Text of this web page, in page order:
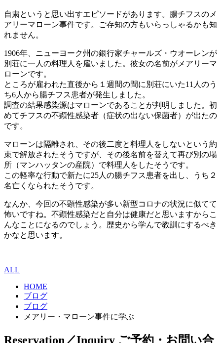
自粛というと思い出すエピソードがあります。腸チフスのメ
アリーマローン事件です。ご存知の方もいらっしゃるかも知
れません。
1906年、ニューヨーク州の銀行家チャールズ・ウオーレンが
別荘に一人の料理人を雇いました。彼女の名前がメアリーマ
ローンです。
ところが雇われた直後から１週間の間に別荘にいた11人のう
ち6人から腸チフス患者が発生しました。
調査の結果感染源はマローンであることが判明しました。初
めてチフスの不顕性感染者（症状の出ない保菌者）が出たの
です。
マローンは隔離され、その後二度と料理人をしないという約
束で解放されたそうですが、その後名前を替えて再び別の場
所（マンハッタンの産院）で料理人をしたそうです。
この軽率な行動で新たに25人の腸チフス患者を出し、うち２
名亡くなられたそうです。
なんか、今回の不顕性感染が多い新型コロナの状況に似てて
怖いですね。不顕性感染だと自分は健康だと思いますからこ
んなことになるのでしょう。歴史から学んで教訓にするべき
かなと思います。
ALL
HOME
ブログ
ブログ
メアリー・マローン事件に学ぶ
Reservation／Inquiry ご予約・お問い合